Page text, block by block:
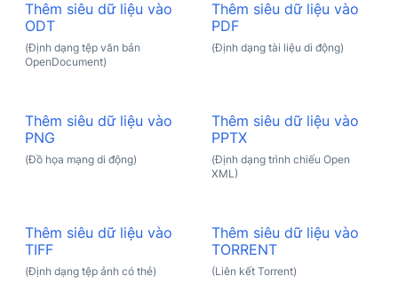
Thêm siêu dữ liệu vào
ODT
(Định dạng tệp văn bản
OpenDocument)
Thêm siêu dữ liệu vào
PDF
(Định dạng tài liệu di động)
Thêm siêu dữ liệu vào
PNG
(Đồ họa mạng di động)
Thêm siêu dữ liệu vào
PPTX
(Định dạng trình chiếu Open
XML)
Thêm siêu dữ liệu vào
TIFF
(Định dạng tệp ảnh có thẻ)
Thêm siêu dữ liệu vào
TORRENT
(Liên kết Torrent)